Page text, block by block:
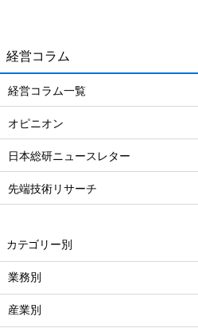
経営コラム
経営コラム一覧
オピニオン
日本総研ニュースレター
先端技術リサーチ
カテゴリー別
業務別
産業別